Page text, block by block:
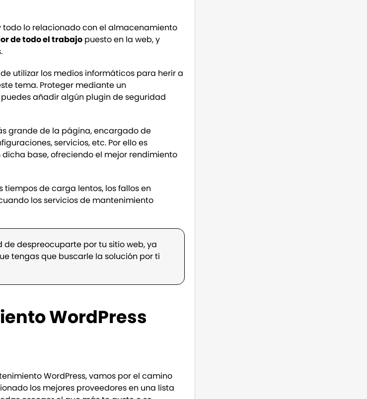
todo lo relacionado con el almacenamiento
de todo el trabajo puesto en la web, y
utilizar los medios informáticos para herir a
tema. Proteger mediante un
añadir algún plugin de seguridad
grande de la página, encargado de
servicios, etc. Por ello es
dicha base, ofreciendo el mejor rendimiento
tiempos de carga lentos, los fallos en
los servicios de mantenimiento
de despreocuparte por tu sitio web, ya
tengas que buscarle la solución por ti
WordPress
WordPress, vamos por el camino
los mejores proveedores en una lista